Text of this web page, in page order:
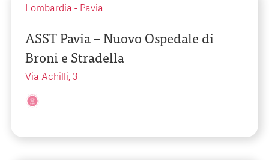
Lombardia - Pavia
ASST Pavia – Nuovo Ospedale di
Broni e Stradella
Via Achilli, 3